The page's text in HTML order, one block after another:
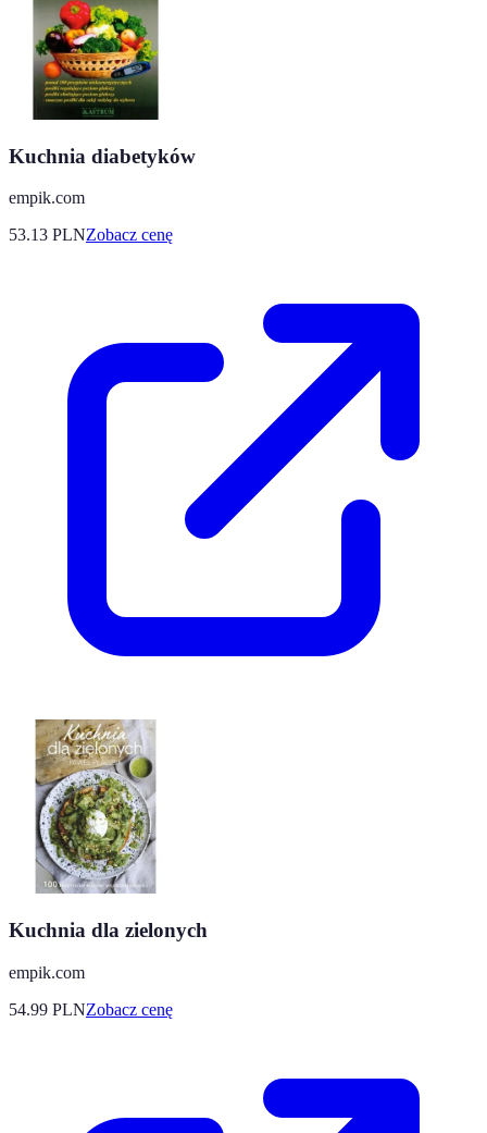
Kuchnia diabetyków
empik.com
53.13 PLNZobacz cenę
Kuchnia dla zielonych
empik.com
54.99 PLNZobacz cenę